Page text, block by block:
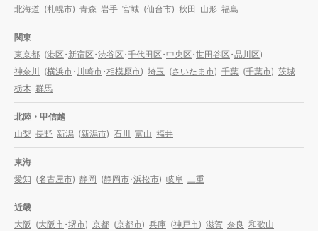
北海道 (札幌市) 青森 岩手 宮城 (仙台市) 秋田 山形 福島
関東
東京都 (港区・新宿区・渋谷区・千代田区・中央区・世田谷区・品川区)
神奈川
(横浜市・ 川崎市・相模原市) 埼玉 (さいたま市) 千葉 (千葉市) 茨城
栃木 群馬
北陸・甲信越
山梨 長野 新潟 (新潟市) 石川 富山 福井
東海
愛知 (名古屋市) 静岡 (静岡市・浜松市) 岐阜 三重
近畿
大阪 (大阪市・堺市) 京都 (京都市) 兵庫 (神戸市) 滋賀 奈良 和歌山